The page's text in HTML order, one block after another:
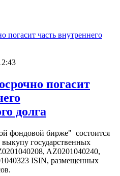
погасит
долга
фондовой бирже" состоится
государственных
AZ0201040240,
ISIN, размещенных